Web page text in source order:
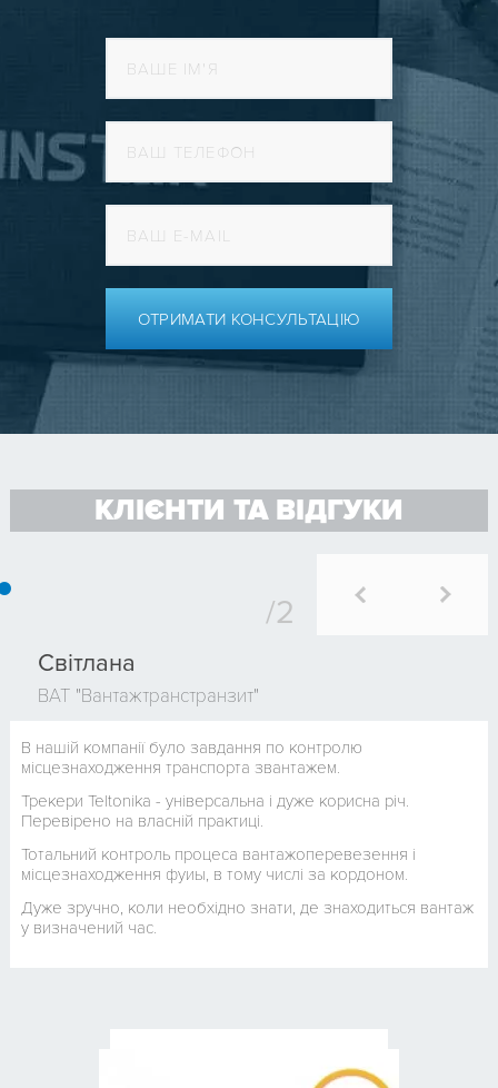
ОТРИМАТИ КОНСУЛЬТАЦІЮ
КЛІЄНТИ ТА ВІДГУКИ
Світлана
ВАТ "Вантажтранстранзит"
В нашій компанії було завдання по контролю
місцезнаходження транспорта звантажем.
Трекери Teltonika - універсальна і дуже корисна річ.
Перевірено на власній практиці.
Тотальний контроль процеса вантажоперевезення і
місцезнаходження фуиы, в тому числі за кордоном.
Дуже зручно, коли необхідно знати, де знаходиться вантаж
у визначений час.